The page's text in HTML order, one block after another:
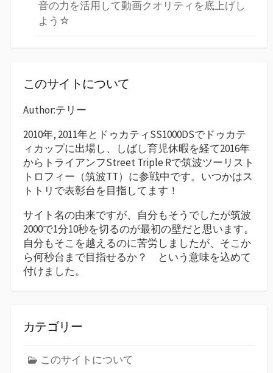
音の力を活用して動画クオリティを底上げし
よう☆
このサイトについて
Author:テリー
2010年, 2011年とドゥカティSS1000DSでドゥカテ
ィカップに出場し、しばし育児休暇を経て2016年
からトライアンフStreet Triple Rで筑波ツーリスト
トロフィー（筑波TT）に参戦中です。いつかはス
トトリで表彰台を目指してます！
サイト名の由来ですが、自分もそうでしたが筑波
2000で1分10秒を切るのが最初の壁だと思います。
自分もそこを越えるのに苦労しましたが、そこか
ら何秒台まで目指せるか？ という意味を込めて
付けました。
カテゴリー
このサイトについて